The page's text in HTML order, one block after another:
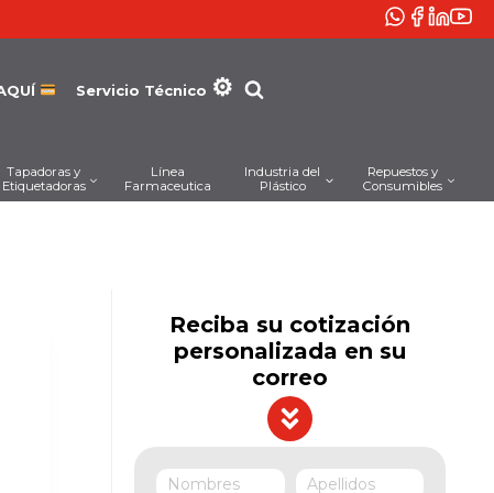
Servicio Técnico
Tapadoras y
Etiquetadoras
Línea
Farmaceutica
Industria del
Plástico
Repuestos y
Consumibles
Reciba su cotización
personalizada en su
correo